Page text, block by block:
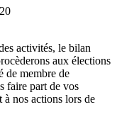
activités, le bilan
aux élections
de membre de
faire part de vos
à nos actions lors de